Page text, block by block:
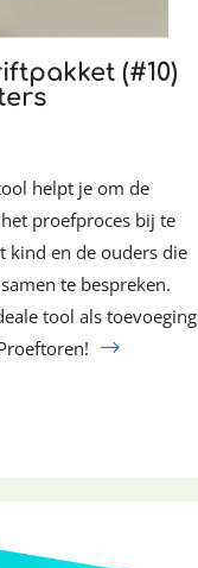
(#10)
helpt je om de
proefproces bij te
kind en de ouders die
te bespreken.
tool als toevoeging